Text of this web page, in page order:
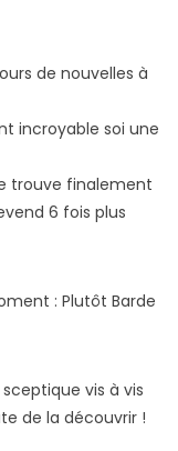
de nouvelles à
incroyable soi une
trouve finalement
6 fois plus
: Plutôt Barde
sceptique vis à vis
de la découvrir !